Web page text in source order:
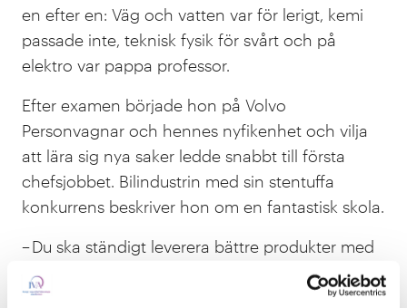
en efter en: Väg och vatten var för lerigt, kemi
passade inte, teknisk fysik för svårt och på
elektro var pappa professor.
Efter examen började hon på Volvo
Personvagnar och hennes nyfikenhet och vilja
att lära sig nya saker ledde snabbt till första
chefsjobbet. Bilindustrin med sin stentuffa
konkurrens beskriver hon om en fantastisk skola.
– Du ska ständigt leverera bättre produkter med
mer teknikinnehåll som helst är billigare än de
föregående.